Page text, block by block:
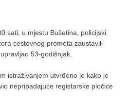
sati, u mjestu Bušetina, policijski
cestovnog prometa zaustavili
53-godišnjak.
istraživanjem utvrđeno je kako je
nepripadajuće registarske pločice